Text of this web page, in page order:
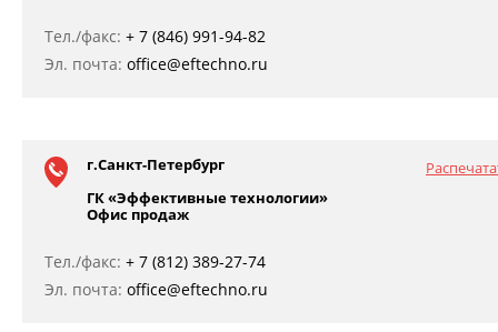
Тел./факс: + 7 (846) 991-94-82
Эл. почта: office@eftechno.ru
г.Санкт-Петербург
ГК «Эффективные технологии»
Офис продаж
Тел./факс: + 7 (812) 389-27-74
Эл. почта: office@eftechno.ru